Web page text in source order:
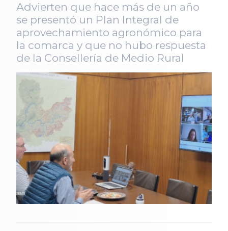
Advierten que hace más de un año
se presentó un Plan Integral de
aprovechamiento agronómico para
la comarca y que no hubo respuesta
de la Consellería de Medio Rural